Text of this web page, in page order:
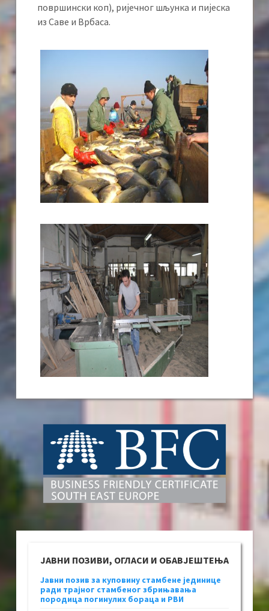
површински коп), ријечног шљунка и пијеска
из Саве и Врбаса.
ЈАВНИ ПОЗИВИ, ОГЛАСИ И ОБАВЈЕШТЕЊА
Јавни позив за куповину стамбене јединице
ради трајног стамбеног збрињавања
породица погинулих бораца и РВИ